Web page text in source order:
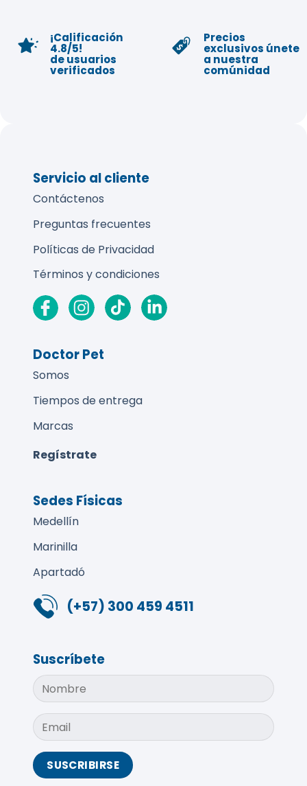
¡Calificación
4.8/5!
de usuarios
verificados
Precios
exclusivos únete
a nuestra
comúnidad
Servicio al cliente
Contáctenos
Preguntas frecuentes
Políticas de Privacidad
Términos y condiciones
Doctor Pet
Somos
Tiempos de entrega
Marcas
Regístrate
Sedes Físicas
Medellín
Marinilla
Apartadó
(+57) 300 459 4511
Suscríbete